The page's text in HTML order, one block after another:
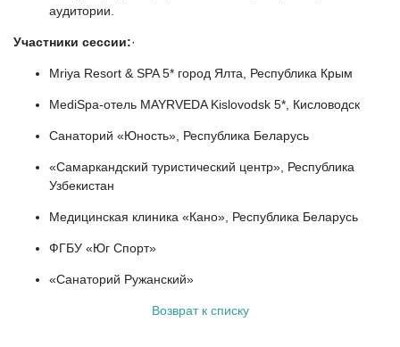
аудитории.
Участники сессии:·
Mriya Resort & SPA 5* город Ялта, Республика Крым
MediSpa-отель MAYRVEDA Kislovodsk 5*, Кисловодск
Санаторий «Юность», Республика Беларусь
«Самаркандский туристический центр», Республика
Узбекистан
Медицинская клиника «Кано», Республика Беларусь
ФГБУ «Юг Спорт»
«Санаторий Ружанский»
Возврат к списку